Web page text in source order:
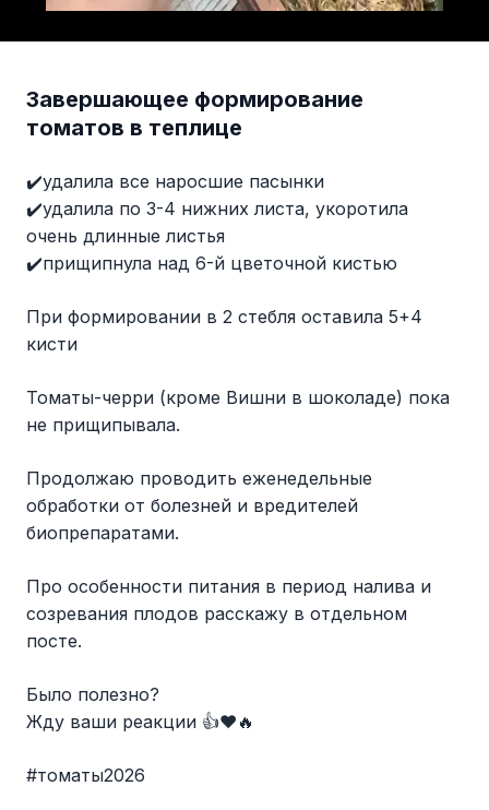
Завершающее формирование
томатов в теплице
✔️удалила все наросшие пасынки
✔️удалила по 3-4 нижних листа, укоротила
очень длинные листья
✔️прищипнула над 6-й цветочной кистью
При формировании в 2 стебля оставила 5+4
кисти
Томаты-черри (кроме Вишни в шоколаде) пока
не прищипывала.
Продолжаю проводить еженедельные
обработки от болезней и вредителей
биопрепаратами.
Про особенности питания в период налива и
созревания плодов расскажу в отдельном
посте.
Было полезно?
Жду ваши реакции 👍♥️🔥
#томаты2026